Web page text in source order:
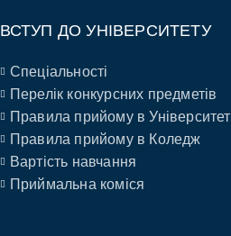
ВСТУП ДО УНІВЕРСИТЕТУ
Спеціальності
Перелік конкурсних предметів
Правила прийому в Університет
Правила прийому в Коледж
Вартість навчання
Приймальна коміся